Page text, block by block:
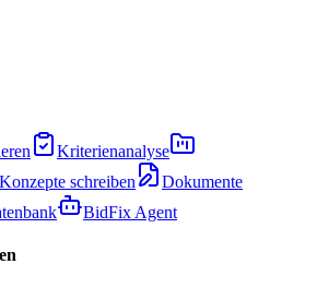
Kriterienanalyse
Konzepte schreiben
Dokumente
BidFix Agent